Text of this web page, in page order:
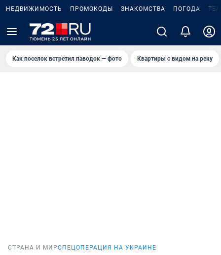
НЕДВИЖИМОСТЬ ПРОМОКОДЫ ЗНАКОМСТВА ПОГОДА
Как поселок встретил паводок — фото Квартиры с видом на реку
СТРАНА И МИРСПЕЦОПЕРАЦИЯ НА УКРАИНЕ